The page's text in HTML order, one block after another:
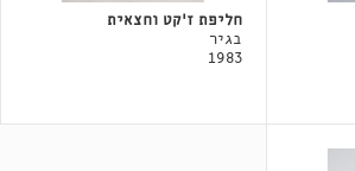
חליפת ז'קט וחצאית
בגיר
1983